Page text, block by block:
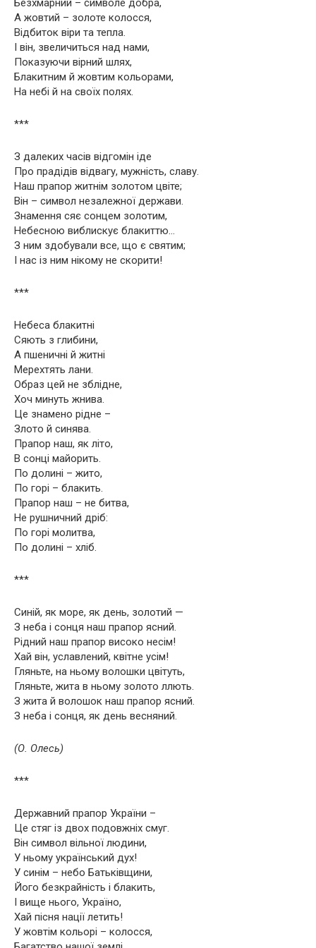
А жовтий – золоте колосся,
Відбиток віри та тепла.
І він, звеличиться над нами,
Показуючи вірний шлях,
Блакитним й жовтим кольорами,
На небі й на своїх полях.
***
З далеких часів відгомін іде
Про прадідів відвагу, мужність, славу.
Наш прапор житнім золотом цвіте;
Він – символ незалежної держави.
Знамення сяє сонцем золотим,
Небесною виблискує блакиттю…
З ним здобували все, що є святим;
І нас із ним нікому не скорити!
***
Небеса блакитні
Сяють з глибини,
А пшеничні й житні
Мерехтять лани.
Образ цей не зблідне,
Хоч минуть жнива.
Це знамено рідне –
Злото й синява.
Прапор наш, як літо,
В сонці майорить.
По долині – жито,
По горі – блакить.
Прапор наш – не битва,
Не рушничний дріб:
По горі молитва,
По долині – хліб.
***
Синій, як море, як день, золотий —
З неба і сонця наш прапор ясний.
Рідний наш прапор високо несім!
Хай він, уславлений, квітне усім!
Гляньте, на ньому волошки цвітуть,
Гляньте, жита в ньому золото ллють.
З жита й волошок наш прапор ясний.
З неба і сонця, як день весняний.
(О. Олесь)
***
Державний прапор України –
Це стяг із двох подовжніх смуг.
Він символ вільної людини,
У ньому український дух!
У синім – небо Батьківщини,
Його безкрайність і блакить,
І вище нього, Україно,
Хай пісня нації летить!
У жовтім кольорі – колосся,